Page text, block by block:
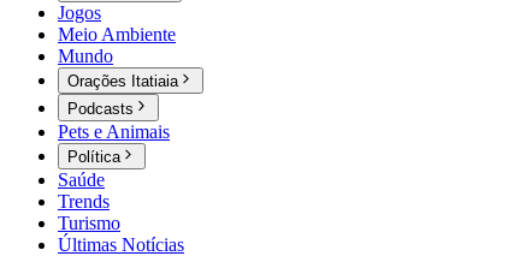
Jogos
Meio Ambiente
Mundo
Orações Itatiaia
Podcasts
Pets e Animais
Política
Saúde
Trends
Turismo
Últimas Notícias